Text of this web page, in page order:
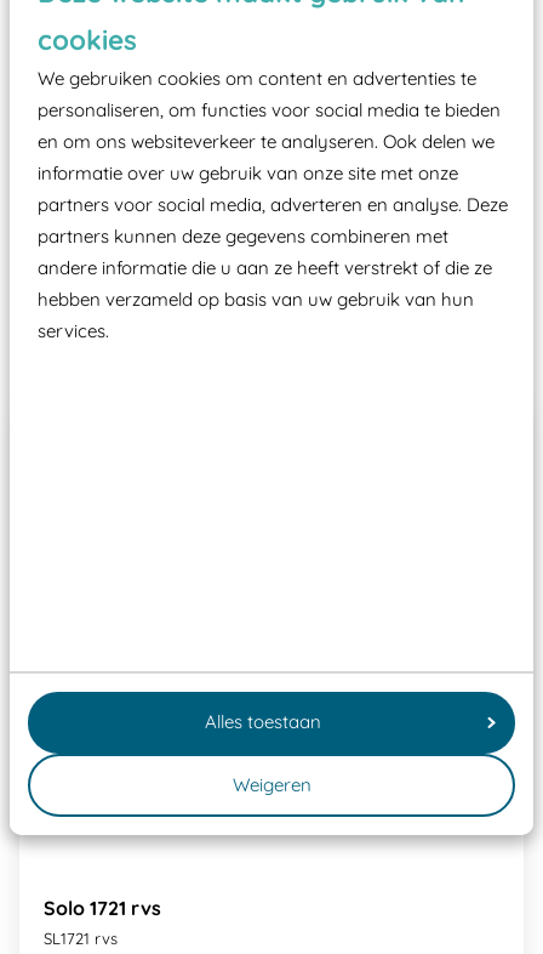
cookies
We gebruiken cookies om content en advertenties te
personaliseren, om functies voor social media te bieden
en om ons websiteverkeer te analyseren. Ook delen we
informatie over uw gebruik van onze site met onze
partners voor social media, adverteren en analyse. Deze
partners kunnen deze gegevens combineren met
andere informatie die u aan ze heeft verstrekt of die ze
hebben verzameld op basis van uw gebruik van hun
services.
Alles toestaan
Weigeren
Elk speeltoestel in de openbare ruimte voorzien
moet zijn van een typekeuring, -plaatje en
certificering, uitgegeven door een Nederlands
aangewezen keuringsinstantie?
Wij ook speeltoestellen kunnen laten keuren zodat
ze toch binnen het Warenwetbesluit Attractie- en
Speeltoestellen vallen?
Past er goed bij
Solo 1721 rvs
SL1721 rvs